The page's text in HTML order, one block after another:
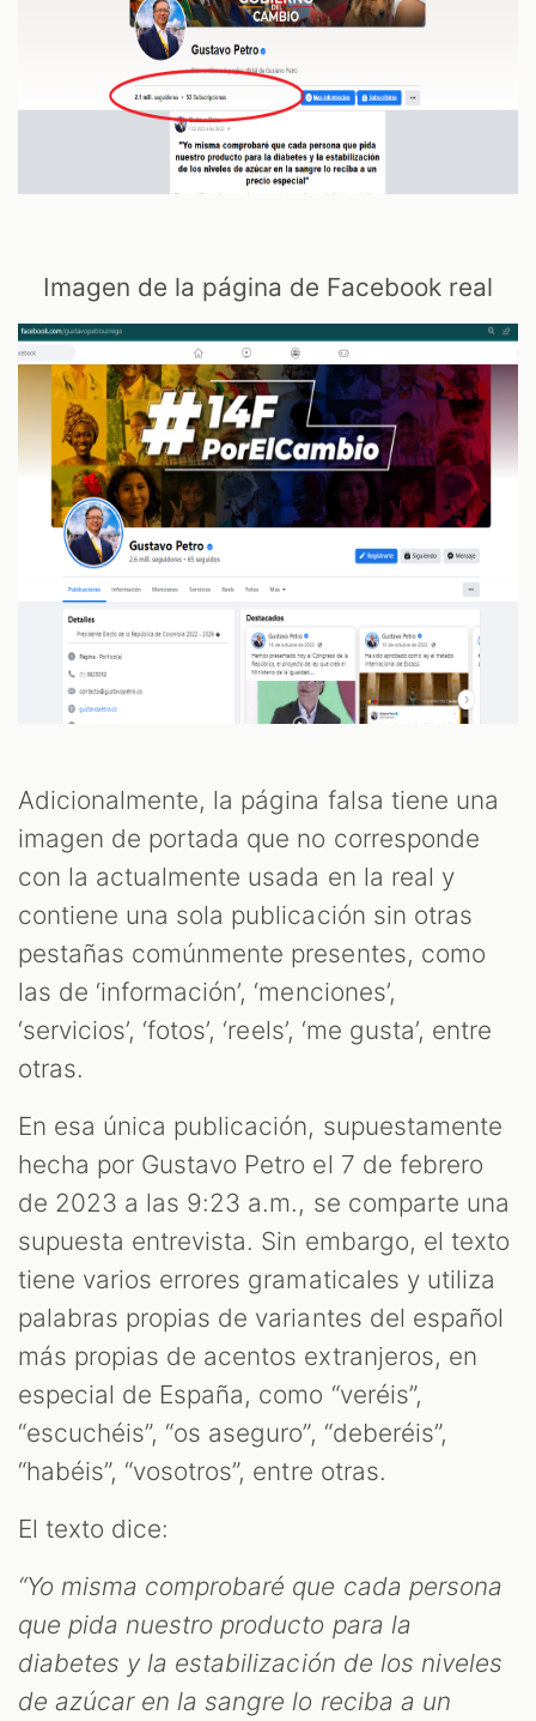
Imagen de la página de Facebook real
Adicionalmente, la página falsa tiene una
imagen de portada que no corresponde
con la actualmente usada en la real y
contiene una sola publicación sin otras
pestañas comúnmente presentes, como
las de ‘información’, ‘menciones’,
‘servicios’, ‘fotos’, ‘reels’, ‘me gusta’, entre
otras.
En esa única publicación, supuestamente
hecha por Gustavo Petro el 7 de febrero
de 2023 a las 9:23 a.m., se comparte una
supuesta entrevista. Sin embargo, el texto
tiene varios errores gramaticales y utiliza
palabras propias de variantes del español
más propias de acentos extranjeros, en
especial de España, como “veréis”,
“escuchéis”, “os aseguro”, “deberéis”,
“habéis”, “vosotros”, entre otras.
El texto dice:
“Yo misma comprobaré que cada persona
que pida nuestro producto para la
diabetes y la estabilización de los niveles
de azúcar en la sangre lo reciba a un